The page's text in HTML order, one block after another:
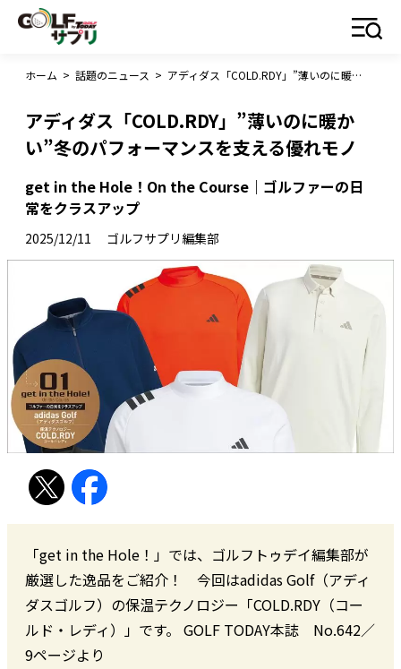
ホーム > 話題のニュース > アディダス「COLD.RDY」”薄いのに暖かい”冬のパフォーマンスを支える優れモノ
アディダス「COLD.RDY」”薄いのに暖か
い”冬のパフォーマンスを支える優れモノ
get in the Hole！On the Course｜ゴルファーの日
常をクラスアップ
2025/12/11 ゴルフサプリ編集部
「get in the Hole！」では、ゴルフトゥデイ編集部が
厳選した逸品をご紹介！ 今回はadidas Golf（アディ
ダスゴルフ）の保温テクノロジー「COLD.RDY（コー
ルド・レディ）」です。 GOLF TODAY本誌 No.642／
9ページより